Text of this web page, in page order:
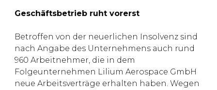
Geschäftsbetrieb ruht vorerst
Betroffen von der neuerlichen Insolvenz sind
nach Angabe des Unternehmens auch rund
960 Arbeitnehmer, die in dem
Folgeunternehmen Lilium Aerospace GmbH
neue Arbeitsverträge erhalten haben. Wegen